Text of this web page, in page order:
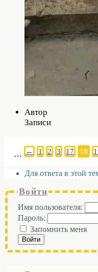
Автор
Записи
← 1 2 3
… 17 18
Для ответа в этой
Войти
Имя пользователя:
Пароль:
Запомнить меня
Войти